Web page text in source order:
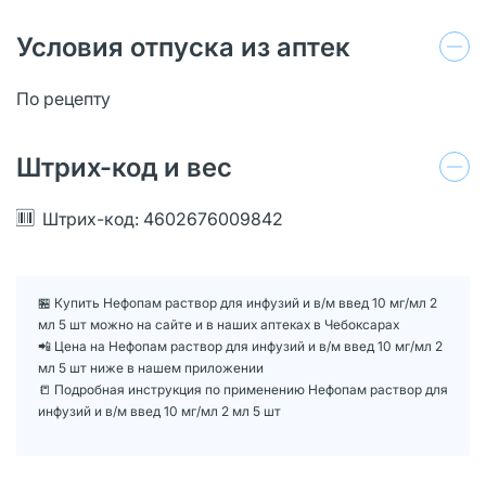
Условия отпуска из аптек
По рецепту
Штрих-код и вес
Штрих-код: 4602676009842
🏪 Купить Нефопам раствор для инфузий и в/м введ 10 мг/мл 2
мл 5 шт можно на сайте и в наших аптеках в Чебоксарах
📲 Цена на Нефопам раствор для инфузий и в/м введ 10 мг/мл 2
мл 5 шт ниже в нашем приложении
📒 Подробная инструкция по применению Нефопам раствор для
инфузий и в/м введ 10 мг/мл 2 мл 5 шт